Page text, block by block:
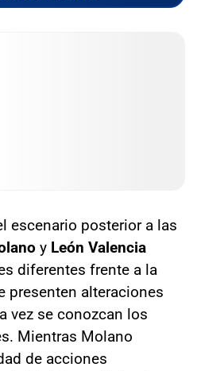
escenario posterior a las
y León Valencia
diferentes frente a la
presenten alteraciones
vez se conozcan los
Mientras Molano
de acciones